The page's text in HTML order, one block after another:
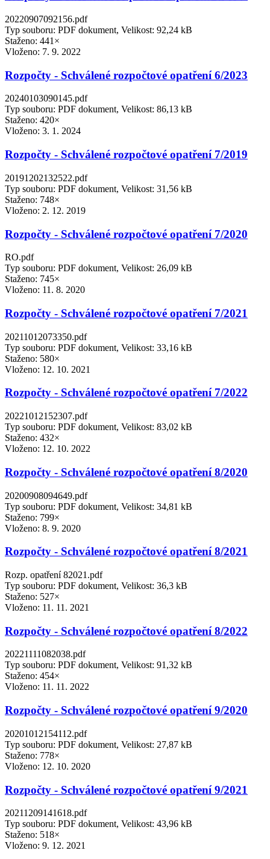
20220907092156.pdf
Typ souboru: PDF dokument, Velikost: 92,24 kB
Staženo: 441×
Vloženo: 7. 9. 2022
Rozpočty - Schválené rozpočtové opatření 6/2023
20240103090145.pdf
Typ souboru: PDF dokument, Velikost: 86,13 kB
Staženo: 420×
Vloženo: 3. 1. 2024
Rozpočty - Schválené rozpočtové opatření 7/2019
20191202132522.pdf
Typ souboru: PDF dokument, Velikost: 31,56 kB
Staženo: 748×
Vloženo: 2. 12. 2019
Rozpočty - Schválené rozpočtové opatření 7/2020
RO.pdf
Typ souboru: PDF dokument, Velikost: 26,09 kB
Staženo: 745×
Vloženo: 11. 8. 2020
Rozpočty - Schválené rozpočtové opatření 7/2021
20211012073350.pdf
Typ souboru: PDF dokument, Velikost: 33,16 kB
Staženo: 580×
Vloženo: 12. 10. 2021
Rozpočty - Schválené rozpočtové opatření 7/2022
20221012152307.pdf
Typ souboru: PDF dokument, Velikost: 83,02 kB
Staženo: 432×
Vloženo: 12. 10. 2022
Rozpočty - Schválené rozpočtové opatření 8/2020
20200908094649.pdf
Typ souboru: PDF dokument, Velikost: 34,81 kB
Staženo: 799×
Vloženo: 8. 9. 2020
Rozpočty - Schválené rozpočtové opatření 8/2021
Rozp. opatření 82021.pdf
Typ souboru: PDF dokument, Velikost: 36,3 kB
Staženo: 527×
Vloženo: 11. 11. 2021
Rozpočty - Schválené rozpočtové opatření 8/2022
20221111082038.pdf
Typ souboru: PDF dokument, Velikost: 91,32 kB
Staženo: 454×
Vloženo: 11. 11. 2022
Rozpočty - Schválené rozpočtové opatření 9/2020
20201012154112.pdf
Typ souboru: PDF dokument, Velikost: 27,87 kB
Staženo: 778×
Vloženo: 12. 10. 2020
Rozpočty - Schválené rozpočtové opatření 9/2021
20211209141618.pdf
Typ souboru: PDF dokument, Velikost: 43,96 kB
Staženo: 518×
Vloženo: 9. 12. 2021